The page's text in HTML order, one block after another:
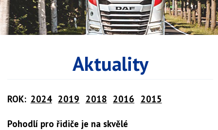
Aktuality
ROK: 2024 2019 2018 2016 2015
Pohodlí pro řidiče je na skvělé